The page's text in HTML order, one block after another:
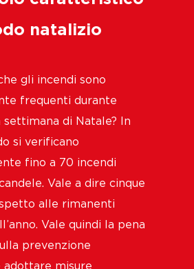
natalizio
gli incendi sono
frequenti durante
settimana di Natale? In
si verificano
fino a 70 incendi
Vale a dire cinque
alle rimanenti
Vale quindi la pena
prevenzione
adottare misure